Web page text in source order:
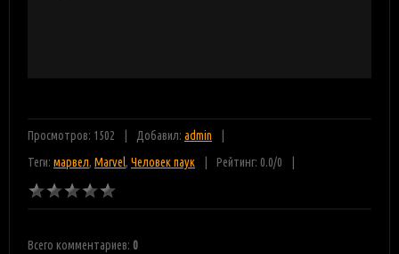
Просмотров: 1502 Добавил: admin
Теги: марвел, Marvel, Человек паук Рейтинг: 0.0/0
Всего комментариев: 0